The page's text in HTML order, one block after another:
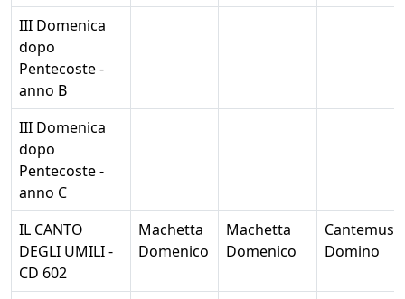
III Domenica
dopo
Pentecoste -
anno B
III Domenica
dopo
Pentecoste -
anno C
IL CANTO
DEGLI UMILI -
CD 602
Machetta
Domenico
Machetta
Domenico
Cantemus
Domino